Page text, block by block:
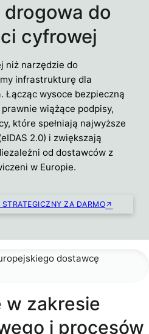
do
cyfrowej
niż narzędzie do
infrastrukturę dla
Łącząc wysoce bezpieczną
wiążące podpisy,
które spełniają najwyższe
2.0) i zwiększają
od dostawców z
w Europie.
ZA DARMO
w zakresie
i procesów
dostawcę